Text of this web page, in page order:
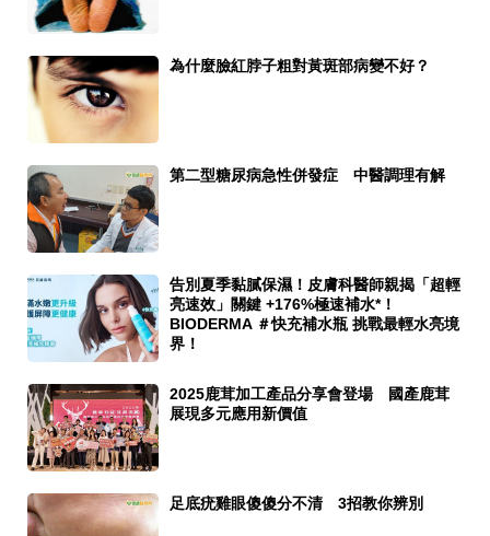
為什麼臉紅脖子粗對黃斑部病變不好？
第二型糖尿病急性併發症 中醫調理有解
告別夏季黏膩保濕！皮膚科醫師親揭「超輕
亮速效」關鍵 +176%極速補水*！
BIODERMA ＃快充補水瓶 挑戰最輕水亮境
界！
2025鹿茸加工產品分享會登場 國產鹿茸
展現多元應用新價值
足底疣雞眼傻傻分不清 3招教你辨別